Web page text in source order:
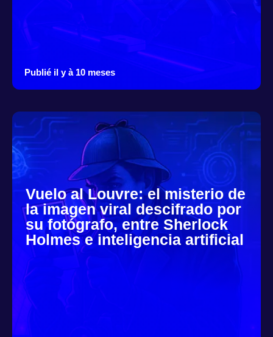
Publié il y à 10 meses
Vuelo al Louvre: el misterio de
la imagen viral descifrado por
su fotógrafo, entre Sherlock
Holmes e inteligencia artificial